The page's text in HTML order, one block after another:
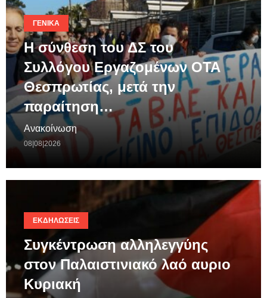
ΓΕΝΙΚΆ
Η σύνθεση του ΔΣ του
Συλλόγου Εργαζομένων ΟΤΑ
Θεσπρωτίας, μετά την
παραίτηση…
Ανακοίνωση
08|08|2026
ΕΚΔΗΛΏΣΕΙΣ
Συγκέντρωση αλληλεγγύης
στον Παλαιστινιακό λαό αυριο
Κυριακή